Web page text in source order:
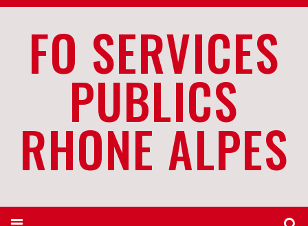
FO SERVICES
PUBLICS
RHONE ALPES